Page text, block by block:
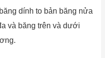
dính to bản băng nửa
và băng trên và dưới